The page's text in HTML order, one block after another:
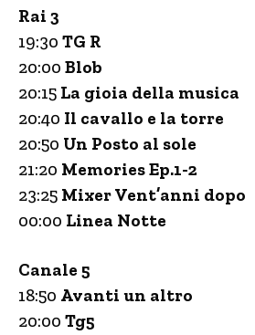
Rai 3
19:30 TG R
20:00 Blob
20:15 La gioia della musica
20:40 Il cavallo e la torre
20:50 Un Posto al sole
21:20 Memories Ep.1-2
23:25 Mixer Vent’anni dopo
00:00 Linea Notte
Canale 5
18:50 Avanti un altro
20:00 Tg5